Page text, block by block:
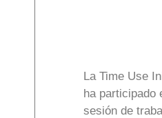
La Time Use
ha participado
sesión de